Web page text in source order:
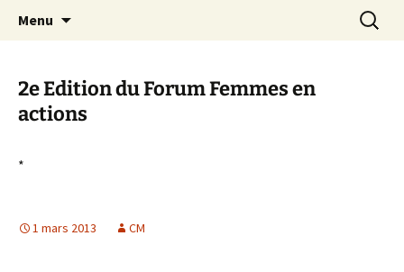
Canal Marches
Menu
2e Edition du Forum Femmes en
actions
*
1 mars 2013 CM